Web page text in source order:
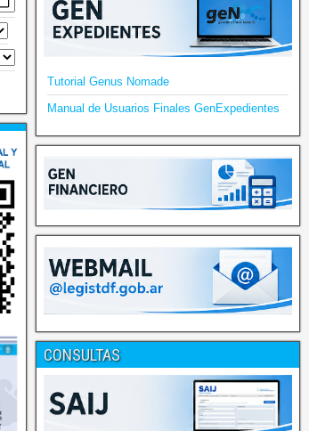
Tutorial Genus Nomade
Manual de Usuarios Finales GenExpedientes
CONSULTAS